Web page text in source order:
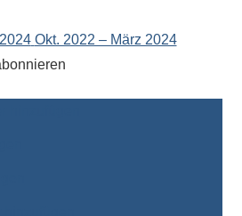
Okt. 2022 – März 2024